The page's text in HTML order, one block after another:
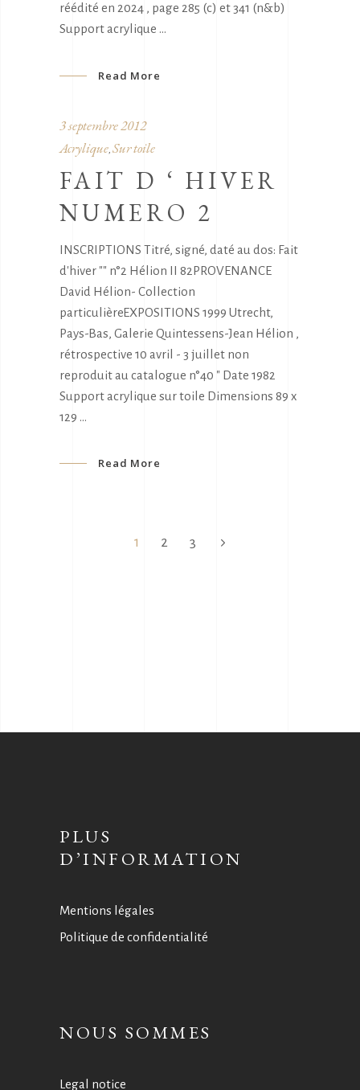
réédité en 2024 , page 285 (c) et 341 (n&b)
Support acrylique
Read More
3 septembre 2012
Acrylique, Sur toile
FAIT D ‘ HIVER
NUMERO 2
INSCRIPTIONS Titré, signé, daté au dos: Fait
d'hiver "" n°2 Hélion II 82PROVENANCE
David Hélion- Collection
particulièreEXPOSITIONS 1999 Utrecht,
Pays-Bas, Galerie Quintessens-Jean Hélion ,
rétrospective 10 avril - 3 juillet non
reproduit au catalogue n°40 " Date 1982
Support acrylique sur toile Dimensions 89 x
129
Read More
1 2 3
PLUS
D’INFORMATION
Mentions légales
Politique de confidentialité
NOUS SOMMES
Legal notice